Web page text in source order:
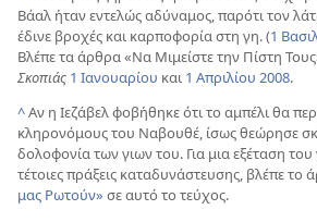
Βάαλ ήταν εντελώς αδύναμος, παρότι τον
έδινε βροχές και καρποφορία στη γη. (1
Βλέπε τα άρθρα «Να Μιμείστε την Πίστη
Σκοπιάς 1 Ιανουαρίου και 1 Απριλίου 2008.
^Αν η Ιεζάβελ φοβήθηκε ότι το αμπέλι θα
κληρονόμους του Ναβουθέ, ίσως θεώρησε
δολοφονία των γιων του. Για μια εξέταση του
τέτοιες πράξεις καταδυνάστευσης, βλέπε το
μας Ρωτούν» σε αυτό το τεύχος.